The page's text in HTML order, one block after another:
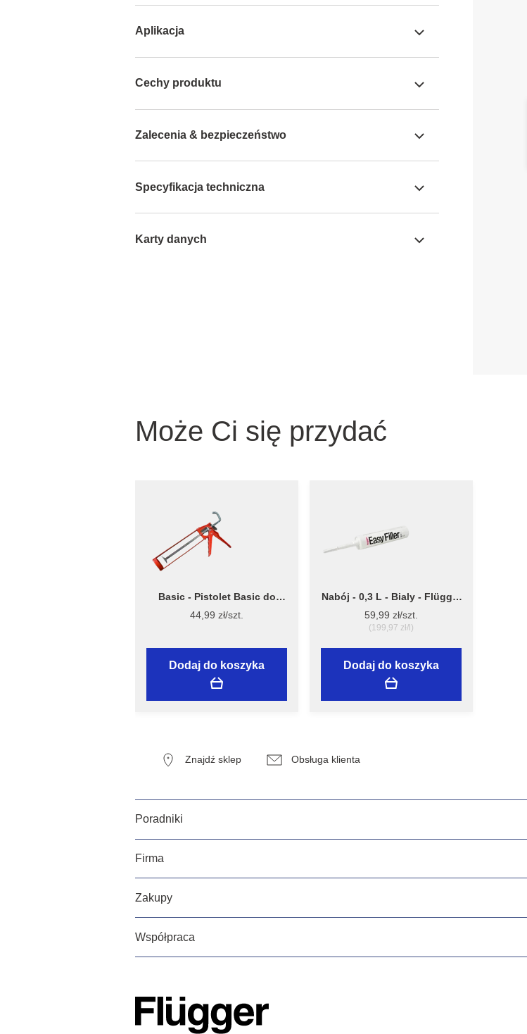
Aplikacja
Cechy produktu
Zalecenia & bezpieczeństwo
Specyfikacja techniczna
Karty danych
Może Ci się przydać
Basic - Pistolet Basic do
silikonu ręczny – Flügger
44,99 zł/szt.
Dodaj do koszyka
Nabój - 0,3 L - Bialy - Flügger
Easy Filler - lekka szpachla do
napraw punktowych ścian i
sufitów
59,99 zł/szt.
(199,97 zł/l)
Dodaj do koszyka
Znajdź sklep Obsługa klienta
Poradniki
Firma
Zakupy
Współpraca